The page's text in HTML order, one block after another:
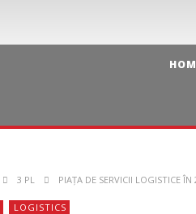
3 PL PIAȚA DE SERVICII LOGISTICE
LOGISTICS